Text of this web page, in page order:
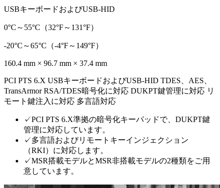
USBキーボードおよびUSB-HID
0°C～55°C（32°F～131°F）
-20°C～65°C（-4°F～149°F）
160.4 mm × 96.7 mm × 37.4 mm
PCI PTS 6.X USBキーボードおよびUSB-HID TDES、AES、
TransArmor RSA/TDES暗号化に対応 DUKPT鍵管理に対応 リ
モート鍵注入に対応 多言語対応
✓PCI PTS 6.X準拠の暗号化キーパッドで、DUKPT鍵
管理に対応しています。
✓多言語およびリモートキーインジェクション
（RKI）に対応します。
✓MSR搭載モデルとMSR非搭載モデルの2種類をご用
意しています。